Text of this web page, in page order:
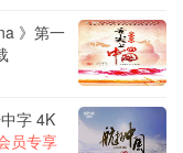
》第一
字 4K
员专享